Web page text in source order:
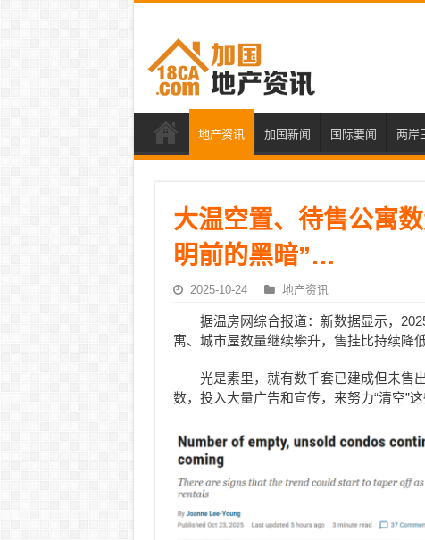
地产资讯 加国新闻 国际要闻 两岸
大温空置、待售公寓
明前的黑暗”…
2025-10-24 地产资讯
据温房网综合报道：新数据显示，
寓、城市屋数量继续攀升，售挂比持续降低
光是素里，就有数千套已建成但未售
数，投入大量广告和宣传，来努力“清空”这